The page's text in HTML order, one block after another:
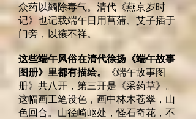
众药以蠲除毒气。清代《燕京岁时
记》也记载端午日用菖蒲、艾子插于
门旁，以禳不祥。
这些端午风俗在清代徐扬《端午故事
图册》里都有描绘。
《端午故事图
册》共八开，第三开是《采药草》。
这幅画工笔设色，画中林木苍翠，山
色回合。山径崎岖处，怪石奇花，不